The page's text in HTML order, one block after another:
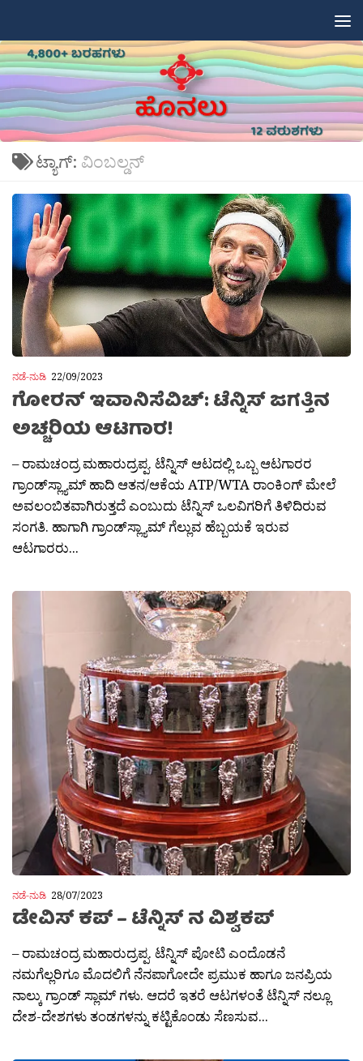
ಟ್ಯಾಗ್: ವಿಂಬಲ್ಡನ್
ನಡೆ-ನುಡಿ 22/09/2023
ಗೋರನ್ ಇವಾನಿಸೆವಿಚ್: ಟೆನ್ನಿಸ್ ಜಗತ್ತಿನ
ಅಚ್ಚರಿಯ ಆಟಗಾರ!
– ರಾಮಚಂದ್ರ ಮಹಾರುದ್ರಪ್ಪ. ಟೆನ್ನಿಸ್ ಆಟದಲ್ಲಿ ಒಬ್ಬ ಆಟಗಾರರ
ಗ್ರಾಂಡ್‌ಸ್ಲ್ಯಾಮ್ ಹಾದಿ ಆತನ/ಆಕೆಯ ATP/WTA ರಾಂಕಿಂಗ್ ಮೇಲೆ
ಅವಲಂಬಿತವಾಗಿರುತ್ತದೆ ಎಂಬುದು ಟೆನ್ನಿಸ್ ಒಲವಿಗರಿಗೆ ತಿಳಿದಿರುವ
ಸಂಗತಿ. ಹಾಗಾಗಿ ಗ್ರಾಂಡ್‌ಸ್ಲ್ಯಾಮ್ ಗೆಲ್ಲುವ ಹೆಬ್ಬಯಕೆ ಇರುವ
ಆಟಗಾರರು...
ನಡೆ-ನುಡಿ 28/07/2023
ಡೇವಿಸ್ ಕಪ್ – ಟೆನ್ನಿಸ್ ನ ವಿಶ್ವಕಪ್
– ರಾಮಚಂದ್ರ ಮಹಾರುದ್ರಪ್ಪ. ಟೆನ್ನಿಸ್ ಪೋಟಿ ಎಂದೊಡನೆ
ನಮಗೆಲ್ಲರಿಗೂ ಮೊದಲಿಗೆ ನೆನಪಾಗೋದೇ ಪ್ರಮುಕ ಹಾಗೂ ಜನಪ್ರಿಯ
ನಾಲ್ಕು ಗ್ರಾಂಡ್ ಸ್ಲಾಮ್ ಗಳು. ಆದರೆ ಇತರೆ ಆಟಗಳಂತೆ ಟೆನ್ನಿಸ್ ನಲ್ಲೂ
ದೇಶ-ದೇಶಗಳು ತಂಡಗಳನ್ನು ಕಟ್ಟಿಕೊಂಡು ಸೆಣಸುವ...